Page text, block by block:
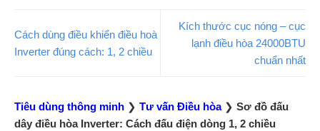
Cách dùng điều khiển điều hoà
Inverter đúng cách: 1, 2 chiều
Kích thước cục nóng – cục
lạnh điều hòa 24000BTU
chuẩn nhất
Tiêu dùng thông minh ❯ Tư vấn Điều hòa❯ Sơ đồ đấu
dây điều hòa Inverter: Cách đấu điện dòng 1, 2 chiều